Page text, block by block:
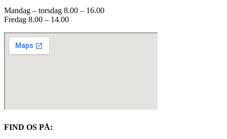
Mandag – torsdag 8.00 – 16.00
Fredag 8.00 – 14.00
FIND OS PÅ: